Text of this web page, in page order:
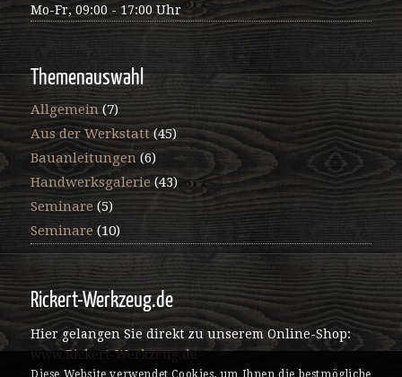
Mo-Fr, 09:00 - 17:00 Uhr
Themenauswahl
Allgemein(7)
Aus der Werkstatt(45)
Bauanleitungen(6)
Handwerksgalerie(43)
Seminare (5)
Seminare(10)
Rickert-Werkzeug.de
Hier gelangen Sie direkt zu unserem Online-Shop:
www.Rickert-Werkzeug.de